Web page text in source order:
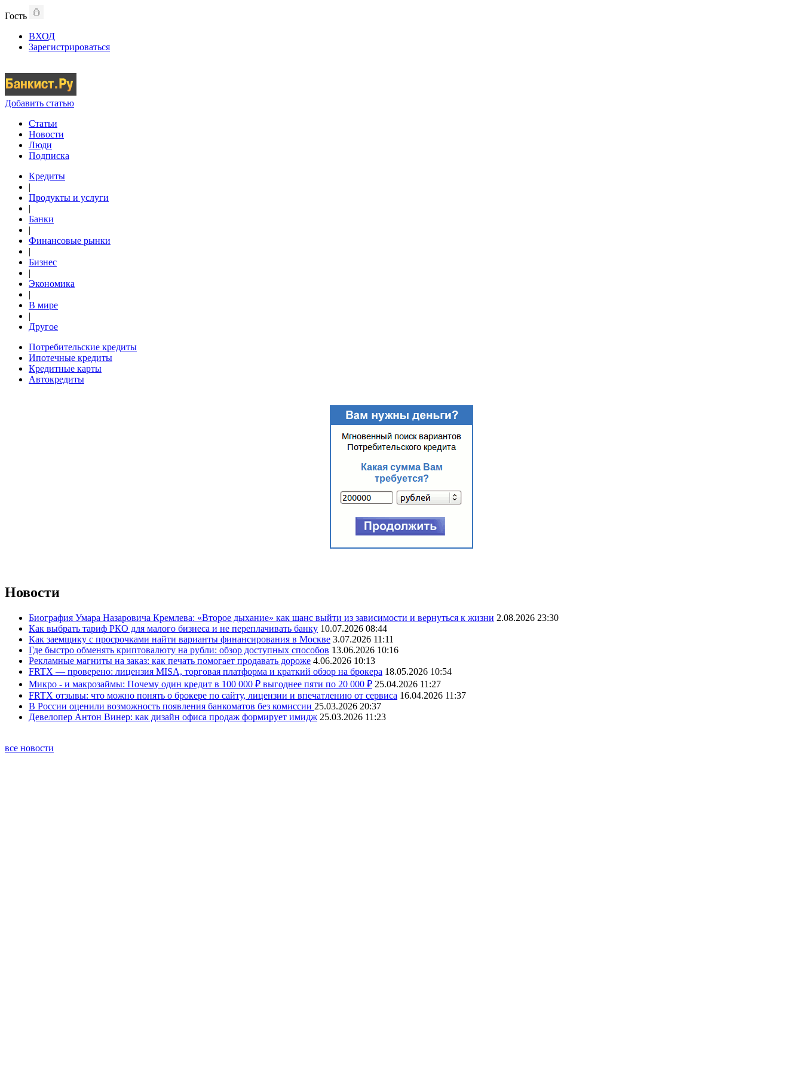
Гость
ВХОД
Зарегистрироваться
Добавить статью
Статьи
Новости
Люди
Подписка
Кредиты
|
Продукты и услуги
|
Банки
|
Финансовые рынки
|
Бизнес
|
Экономика
|
В мире
|
Другое
Потребительские кредиты
Ипотечные кредиты
Кредитные карты
Автокредиты
Новости
Биография Умара Назаровича Кремлева: «Второе дыхание» как шанс выйти из зависимости и вернуться к жизни 2.08.2026 23:30
Как выбрать тариф РКО для малого бизнеса и не переплачивать банку 10.07.2026 08:44
Как заемщику с просрочками найти варианты финансирования в Москве 3.07.2026 11:11
Где быстро обменять криптовалюту на рубли: обзор доступных способов 13.06.2026 10:16
Рекламные магниты на заказ: как печать помогает продавать дороже 4.06.2026 10:13
FRTX — проверено: лицензия MISA, торговая платформа и краткий обзор на брокера 18.05.2026 10:54
Микро - и макрозаймы: Почему один кредит в 100 000 ₽ выгоднее пяти по 20 000 ₽ 25.04.2026 11:27
FRTX отзывы: что можно понять о брокере по сайту, лицензии и впечатлению от сервиса 16.04.2026 11:37
В России оценили возможность появления банкоматов без комиссии 25.03.2026 20:37
Девелопер Антон Винер: как дизайн офиса продаж формирует имидж 25.03.2026 11:23
все новости